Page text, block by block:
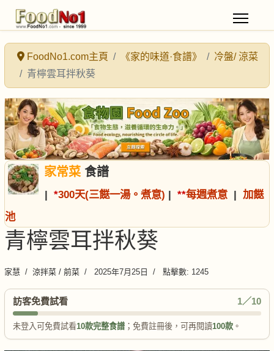
FoodNo1.com主頁 《家的味道·食譜》
冷盤/ 涼菜
青檸雲耳拌秋葵
家常菜食譜
| *300天(三餸一湯。煮意) | **每週煮意 | 加餸
池
青檸雲耳拌秋葵
家慧 涼拌菜 / 前菜 2025年7月25日 點擊數: 1245
訪客免費試看 1／10
未登入可免費試看10款完整食譜 ；免費註冊後，可再閱讀100款 。